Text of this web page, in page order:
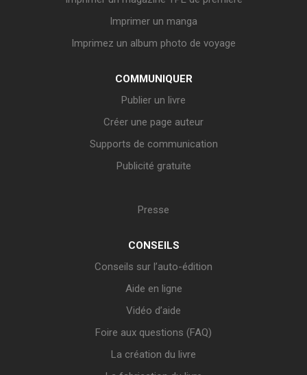
Imprimer un manga
Imprimez un album photo de voyage
COMMUNIQUER
Publier un livre
Créer une page auteur
Supports de communication
Publicité gratuite
Presse
CONSEILS
Conseils sur l’auto-édition
Aide en ligne
Vidéo d’aide
Foire aux questions (FAQ)
La création du livre